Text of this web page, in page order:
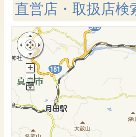
直営店・取扱店検